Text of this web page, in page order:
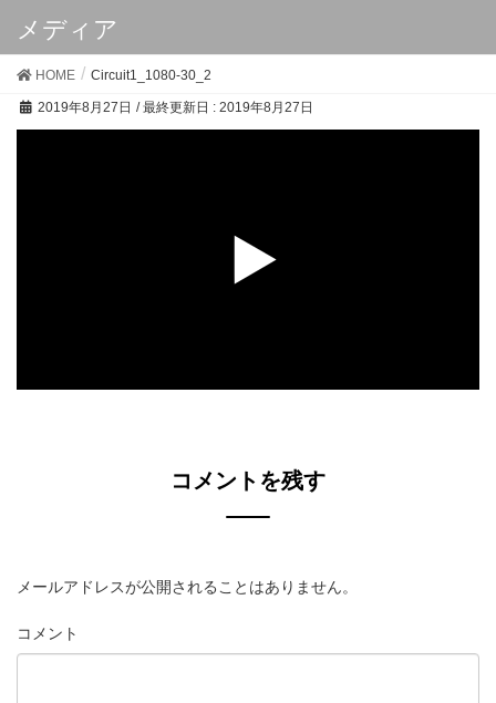
メディア
HOME Circuit1_1080-30_2
2019年8月27日 / 最終更新日 : 2019年8月27日
コメントを残す
メールアドレスが公開されることはありません。
コメント